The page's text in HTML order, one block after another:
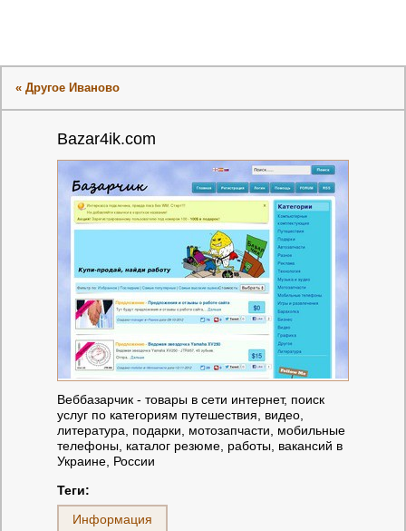
« Другое Иваново
Bazar4ik.com
Веббазарчик - товары в сети интернет, поиск
услуг по категориям путешествия, видео,
литература, подарки, мотозапчасти, мобильные
телефоны, каталог резюме, работы, вакансий в
Украине, России
Теги:
Информация